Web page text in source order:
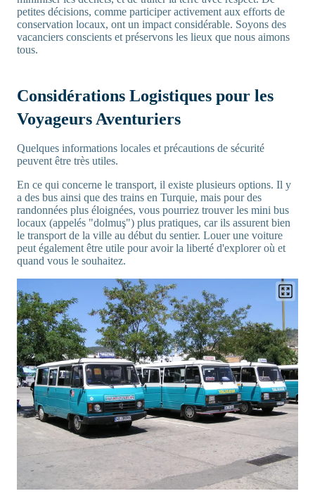
petites décisions, comme participer activement aux efforts de
conservation locaux, ont un impact considérable. Soyons des
vacanciers conscients et préservons les lieux que nous aimons
tous.
Considérations Logistiques pour les
Voyageurs Aventuriers
Quelques informations locales et précautions de sécurité
peuvent être très utiles.
En ce qui concerne le transport, il existe plusieurs options. Il y
a des bus ainsi que des trains en Turquie, mais pour des
randonnées plus éloignées, vous pourriez trouver les mini bus
locaux (appelés "dolmuş") plus pratiques, car ils assurent bien
le transport de la ville au début du sentier. Louer une voiture
peut également être utile pour avoir la liberté d'explorer où et
quand vous le souhaitez.